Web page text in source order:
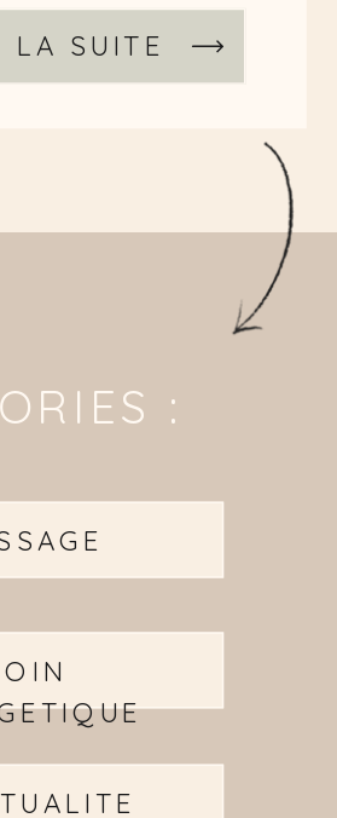
LA SUITE
: